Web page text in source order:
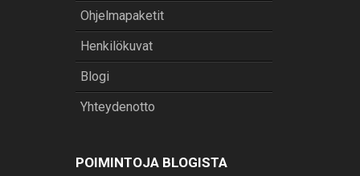
Ohjelmapaketit
Henkilökuvat
Blogi
Yhteydenotto
POIMINTOJA BLOGISTA